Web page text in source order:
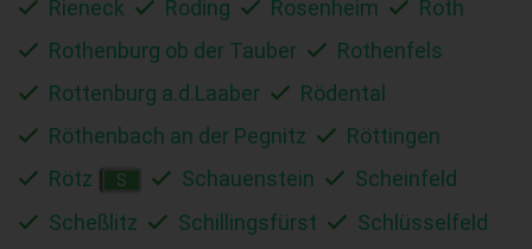
Rieneck
Roding Rosenheim
Roth
Rothenburg ob der Tauber
Rothenfels
Rottenburg a.d.Laaber
Rödental
Röthenbach an der Pegnitz
Röttingen
Rötz
S Schauenstein
Scheinfeld
Scheßlitz
Schillingsfürst
Schlüsselfeld